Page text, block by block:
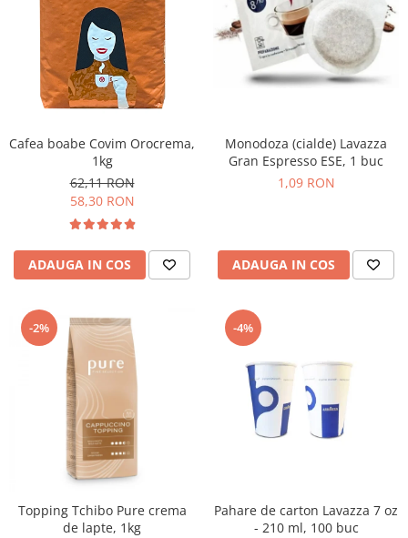
Cafea boabe Covim Orocrema,
1kg
62,11 RON
58,30 RON
ADAUGA IN COS
Monodoza (cialde) Lavazza
Gran Espresso ESE, 1 buc
1,09 RON
ADAUGA IN COS
-2%
Topping Tchibo Pure crema
de lapte, 1kg
-4%
Pahare de carton Lavazza 7 oz
- 210 ml, 100 buc